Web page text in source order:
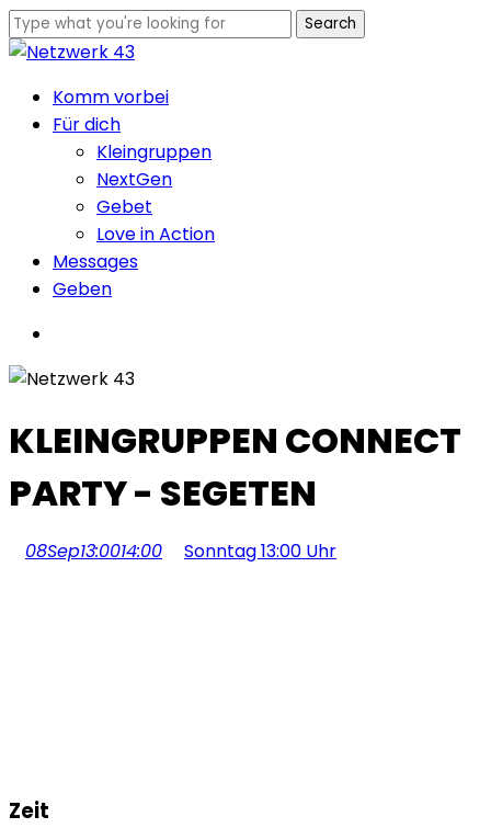
Skip
to
content
Search
Close
MenuKomm vorbei
Für dich
Kleingruppen
NextGen
Gebet
Love in Action
Messages
Geben
KLEINGRUPPEN CONNECT
PARTY - SEGETEN
08Sep13:0014:00 Sonntag 13:00 Uhr
Zeit